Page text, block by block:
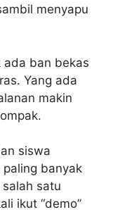
menyapu
ada ban bekas
Yang ada
makin
siswa
banyak
satu
ikut “demo”